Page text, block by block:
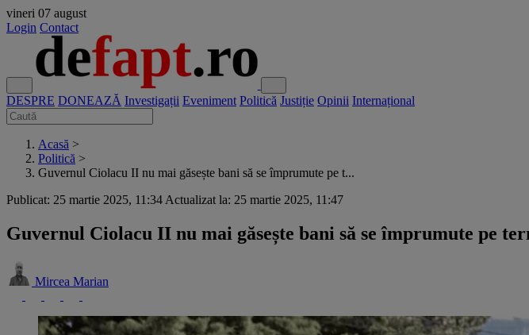
vineri 07 august
Login Contact
DESPRE DONEAZĂ Investigații Eveniment Politică Justiție Opinii Internațional
Acasă >
Politică >
Guvernul Ciolacu II nu mai găsește bani să se împrumute pe t...
Publicat: 25 martie 2025, 11:34 Actualizat la: 25 martie 2025, 11:47
Guvernul Ciolacu II nu mai găsește bani să se împrumute pe
Mircea Marian